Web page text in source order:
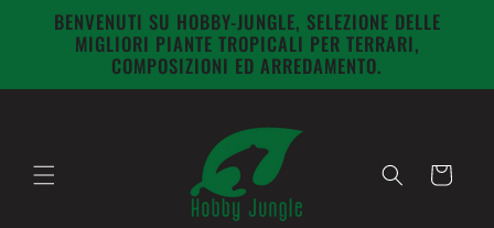
direttamente
ai contenuti
BENVENUTI SU HOBBY-JUNGLE, SELEZIONE DELLE
MIGLIORI PIANTE TROPICALI PER TERRARI,
COMPOSIZIONI ED ARREDAMENTO.
Carrello